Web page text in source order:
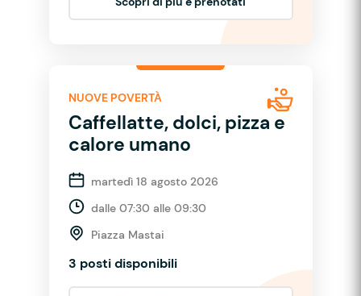
NUOVE POVERTÀ
Caffellatte, dolci, pizza e
calore umano
martedì 18 agosto 2026
dalle 07:30 alle 09:30
Piazza Mastai
3 posti disponibili